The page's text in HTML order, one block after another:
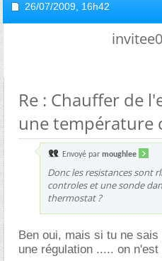
26/07/2009, 16h42
Re : Chauffer de
une température
Envoyé par moughlee
Donc les resistances sont
controles et une sonde
thermostat ?
Ben oui, mais si tu ne
une régulation ..... on